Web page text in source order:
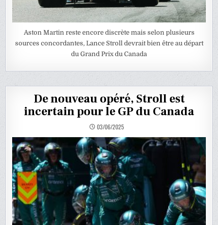
Aston Martin reste encore discrète mais selon plusieurs
sources concordantes, Lance Stroll devrait bien être au départ
du Grand Prix du Canada
De nouveau opéré, Stroll est
incertain pour le GP du Canada
03/06/2025